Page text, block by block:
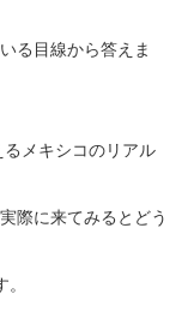
る目線から答えま
メキシコのリアル
際に来てみるとどう